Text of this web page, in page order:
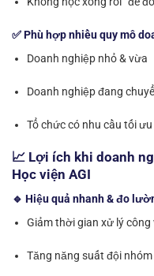
✅ Phù hợp nhiều quy mô
Doanh nghiệp nhỏ & vừa
Doanh nghiệp đang
Tổ chức có nhu cầu tối
📈 Lợi ích khi doanh
Học viện AGI
🔹 Hiệu quả nhanh & đo
Giảm thời gian xử lý công
Tăng năng suất đội nhóm